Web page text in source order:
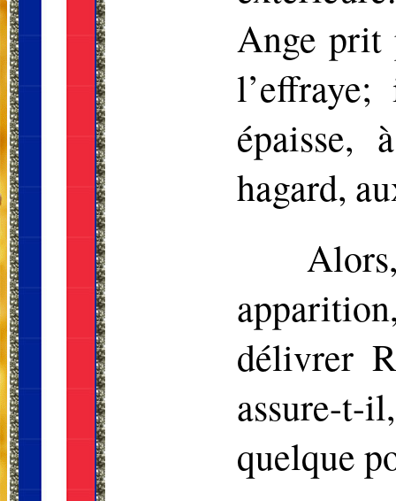
Ange prit
épaisse,
hagard,
délivrer
assure-
quelque